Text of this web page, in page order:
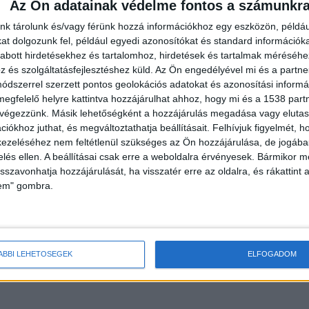
Az Ön adatainak védelme fontos a
tárolunk és/vagy férünk hozzá információkhoz egy eszközön,
dolgozunk fel, például egyedi azonosítókat és standard
hirdetésekhez és tartalomhoz, hirdetések és tartalmak
és szolgáltatásfejlesztéshez küld. Az Ön engedélyével mi és a
szerzett pontos geolokációs adatokat és azonosítási
helyre kattintva hozzájárulhat ahhoz, hogy mi és a 1538
Másik lehetőségként a hozzájárulás megadása vagy
juthat, és megváltoztathatja beállításait. Felhívjuk figyelmét,
nem feltétlenül szükséges az Ön hozzájárulása, de
ellen. A beállításai csak erre a weboldalra érvényesek. Bármikor
hozzájárulását, ha visszatér erre az oldalra, és rákattint
gombra.
LEHETŐSÉGEK ELFOGADOM
a halál beálltát tudták megállapítani – írja a
és esőtől volt csúszós.A Kékvillogó legfrissebb
már 342 ezernél is többen követnek minket.
börtönben dolgozott. Hajnalban is oda
“A baleset körülményeit a rendőrség
figyelemmel arra, hogy Jánosbokor és
olajfoltos és csúszós volt, amit még
át a járművezető a szemközti sávba, ahol
vontatóval ütközött. A balesetet nem